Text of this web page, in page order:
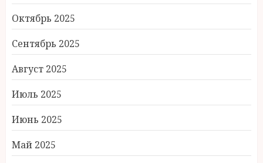
Октябрь 2025
Сентябрь 2025
Август 2025
Июль 2025
Июнь 2025
Май 2025